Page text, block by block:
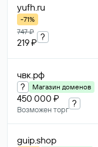
yufh.ru
-71%
747 ₽
219 ₽
?
чвк.рф
? Магазин доменов
450 000 ₽
Возможен торг
?
guip.shop